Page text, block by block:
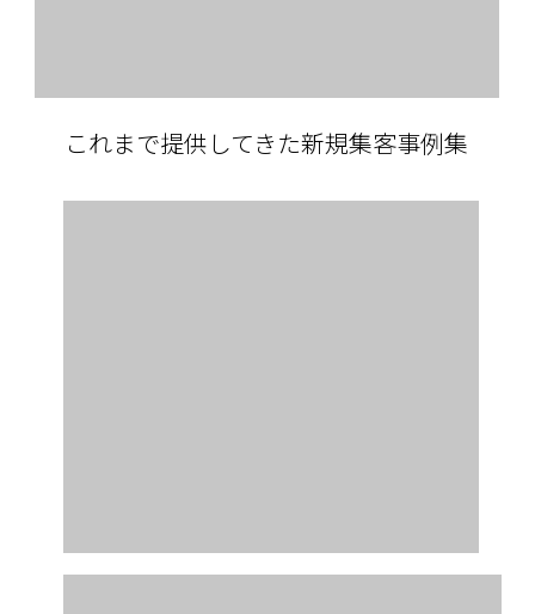
これまで提供してきた新規集客事例集